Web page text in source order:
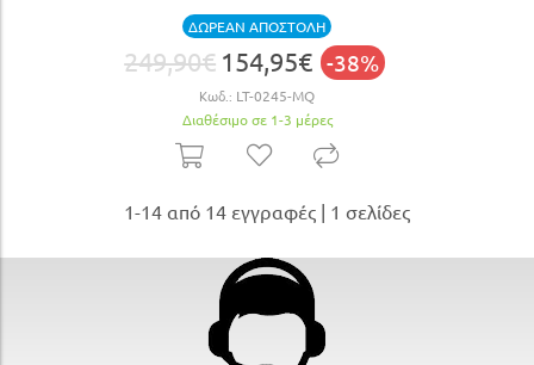
ΔΩΡΕΑΝ ΑΠΟΣΤΟΛΗ
249,90€ 154,95€ -38%
Κωδ.: LT-0245-MQ
Διαθέσιμο σε 1-3 μέρες
1-14 από 14 εγγραφές | 1 σελίδες